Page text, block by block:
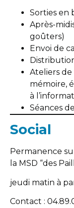
Sorties en
Après-
goûters)
Envoi de
Ateliers
mémoire,
à
Séances
Social
Permanence
la MSD “des
jeudi matin à
Contact :